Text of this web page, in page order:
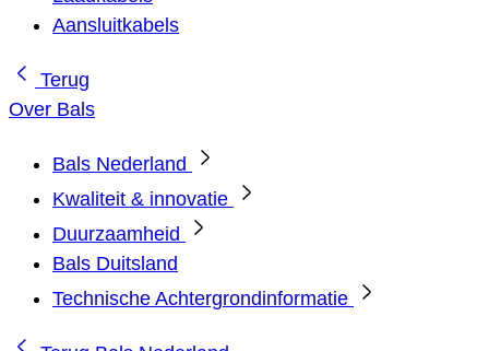
Aansluitkabels
Terug
Over Bals
Bals Nederland
Kwaliteit & innovatie
Duurzaamheid
Bals Duitsland
Technische Achtergrondinformatie